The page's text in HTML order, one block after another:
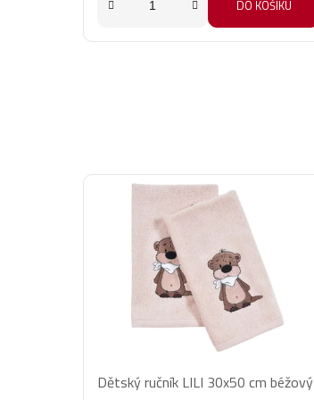
DO KOŠÍKU
Dětský ručník LILI 30x50 cm béžový